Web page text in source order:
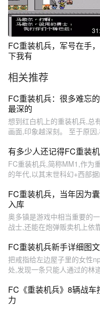
FC重装机兵，军号在手
下我有
相关推荐
FC重装机兵：很多难忘
最深的
想到红白机上的重装机兵,总
画面,印象越深刻。 至于原
有多少人还记得FC重装
FC重装机兵,简称MM1,作为
的年代,以其末世科幻+西部
FC重装机兵，当年因为
入库
奥多镇是游戏中相当重要的
战士,还能在炮弹贩卖机上依
FC重装机兵新手详细图
把戒指给左边屋子里的女性
处,发现一条只能人通过的林
FC《重装机兵》8辆战
力